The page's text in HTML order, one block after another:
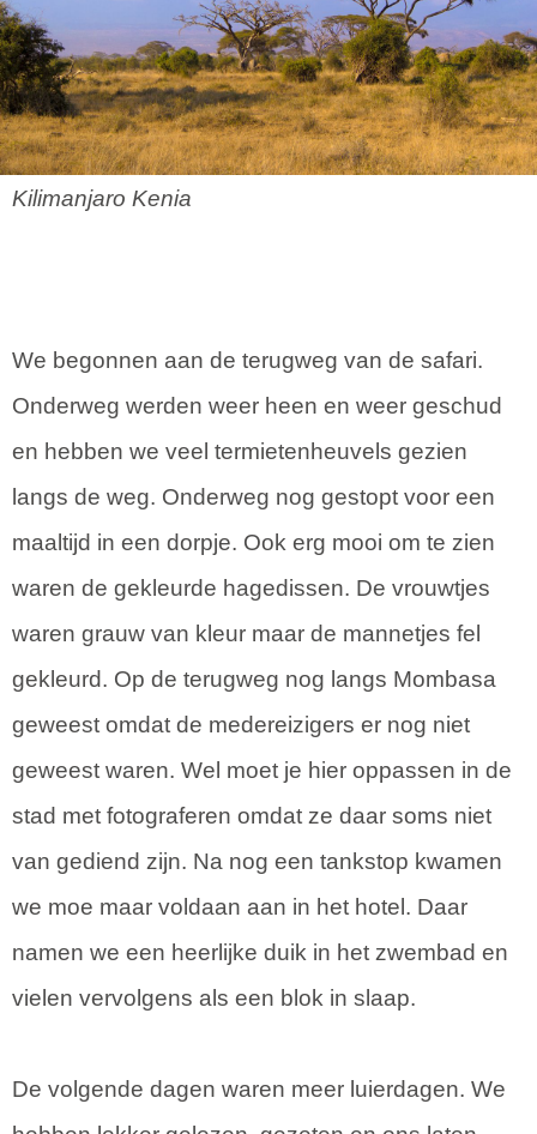
Kilimanjaro Kenia
We begonnen aan de terugweg van de safari.
Onderweg werden weer heen en weer geschud
en hebben we veel termietenheuvels gezien
langs de weg. Onderweg nog gestopt voor een
maaltijd in een dorpje. Ook erg mooi om te zien
waren de gekleurde hagedissen. De vrouwtjes
waren grauw van kleur maar de mannetjes fel
gekleurd. Op de terugweg nog langs Mombasa
geweest omdat de medereizigers er nog niet
geweest waren. Wel moet je hier oppassen in de
stad met fotograferen omdat ze daar soms niet
van gediend zijn. Na nog een tankstop kwamen
we moe maar voldaan aan in het hotel. Daar
namen we een heerlijke duik in het zwembad en
vielen vervolgens als een blok in slaap.
De volgende dagen waren meer luierdagen. We